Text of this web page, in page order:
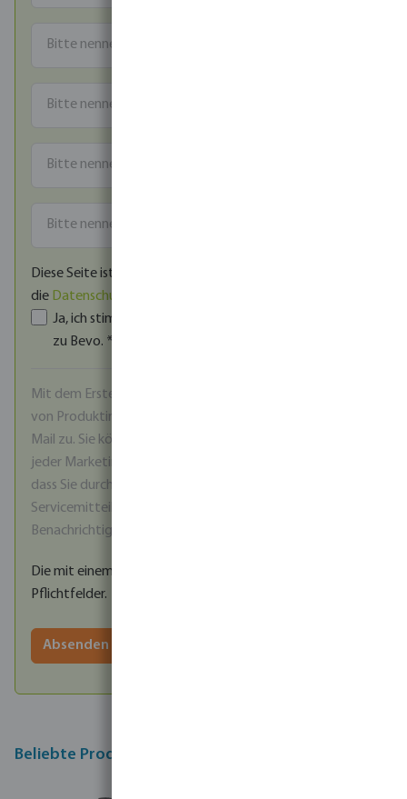
Diese Seite ist durch reCAPTCHA geschützt und es gelten
die Datenschutzrichtlinie
Ja, ich stimme den
zu Bevo. *
Mit dem Erstellen eines Kontos stimmen Sie dem Erhalt
von Produktinformationen und Werbeangeboten per E-
Mail zu. Sie können sich jederzeit über den Abmeldelink in
jeder Marketing-E-Mail abmelden. Bitte beachten Sie,
dass Sie durch die Abmeldung auch keine wichtigen
Servicemitteilungen mehr erhalten, wie z. B.
Benachrichtigungen über Preisänderungen.
Die mit einem Stern (*) markierten Felder sind
Pflichtfelder.
Absenden
Beliebte Produkte